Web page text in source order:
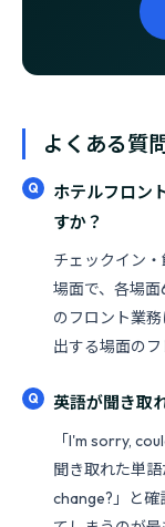
よくある質
ホテルフロン
すか？
チェックイン
場面で、各場
のフロント業
出する場面のフ
英語が聞き取
「I'm sorry,
聞き取れた単
change?」と確